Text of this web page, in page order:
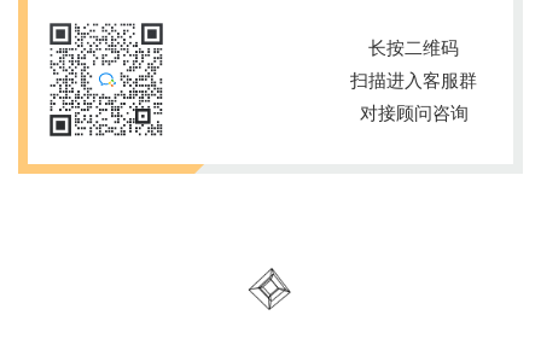
长按二维码
扫描进入客服群
对接顾问咨询